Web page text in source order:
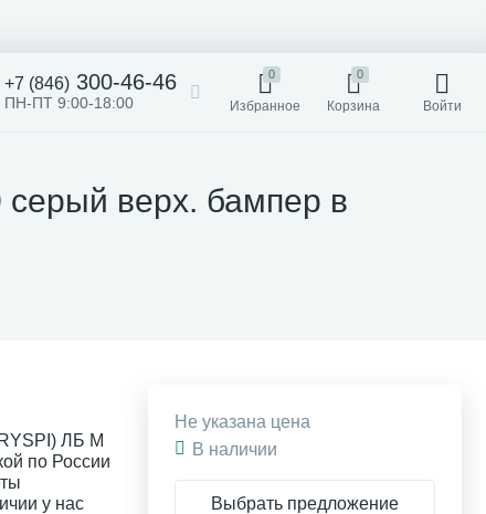
+7 (846) 300-46-46
ПН-ПТ 9:00-18:00
0
Избранное
0
Корзина Войти
верх. бампер в
ЛБ М
по России
у нас
Не указана цена
В наличии
Выбрать предложение